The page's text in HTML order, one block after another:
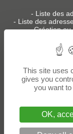
- Liste des
- Liste des
-Création
Sites
This site uses
gives you
you want
OK,